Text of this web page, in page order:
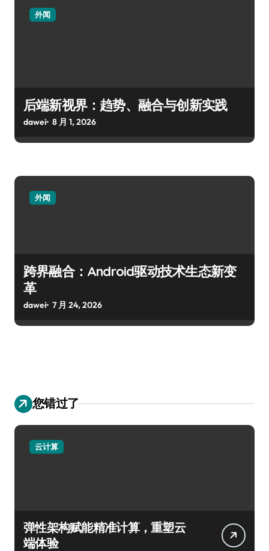
外闻
后端新视界：趋势、融合与创新实践
dawei 8 月 1, 2026
外闻
跨界融合：Android驱动技术生态新变
革
dawei 7 月 24, 2026
您错过了
云计算
弹性架构赋能精准计算，重塑云
端体验